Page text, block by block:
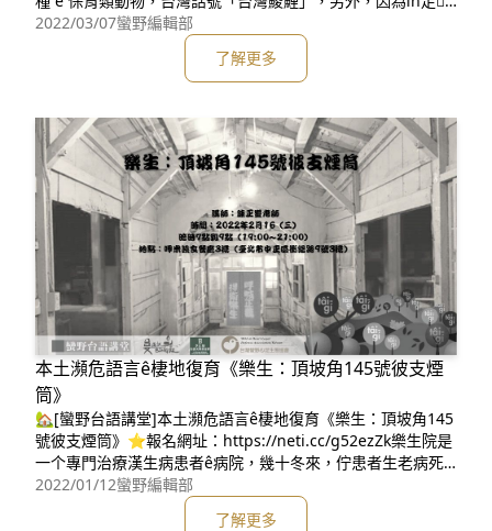
(gâu)挖土，嘛號做bùn-á、土龍或者是塗龜~~~這是一寡鯪鯉
2022/03/07蠻野編輯部
了解更多
本土瀕危語言ê棲地復育《樂生：頂坡角145號彼支煙
筒》
🏡[蠻野台語講堂]本土瀕危語言ê棲地復育《樂生：頂坡角145
號彼支煙筒》⭐報名網址：https://neti.cc/g52ezZk樂生院是
一个專門治療漢生病患者ê病院，幾十冬來，佇患者生老病死
之間，有真濟足感動人ê故事，這改，咱邀請捌蹛佇樂生院職
員宿舍50冬ê耆老 –陳正豐先生來佮咱分享一寡仔發生佇樂生
2022/01/12蠻野編輯部
了解更多